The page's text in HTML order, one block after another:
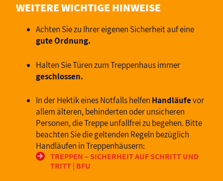
WEITERE WICHTIGE HINWEISE
Achten Sie zu Ihrer eigenen Sicherheit auf eine
gute Ordnung.
Halten Sie Türen zum Treppenhaus immer
geschlossen.
In der Hektik eines Notfalls helfen Handläufevor
allem älteren, behinderten oder unsicheren
Personen, die Treppe unfallfrei zu begehen. Bitte
beachten Sie die geltenden Regeln bezüglich
Handläufen in Treppenhäusern:
TREPPEN – SICHERHEIT AUF SCHRITT UND
TRITT | BFU